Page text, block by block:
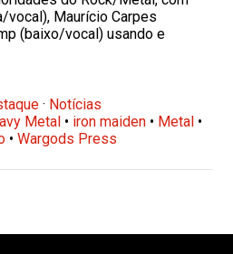
vocal), Maurício Carpes
(baixo/vocal) usando e
· Notícias
Metal • iron maiden • Metal •
•Wargods Press